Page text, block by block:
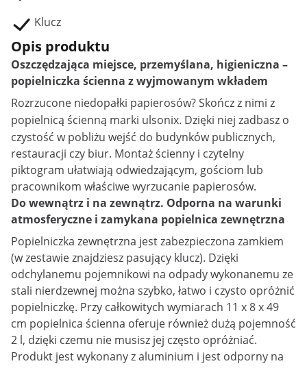
Klucz
Opis produktu
Oszczędzająca miejsce, przemyślana, higieniczna –
popielniczka ścienna z wyjmowanym wkładem
Rozrzucone niedopałki papierosów? Skończ z nimi z
popielnicą ścienną marki ulsonix. Dzięki niej zadbasz o
czystość w pobliżu wejść do budynków publicznych,
restauracji czy biur. Montaż ścienny i czytelny
piktogram ułatwiają odwiedzającym, gościom lub
pracownikom właściwe wyrzucanie papierosów.
Do wewnątrz i na zewnątrz. Odporna na warunki
atmosferyczne i zamykana popielnica zewnętrzna
Popielniczka zewnętrzna jest zabezpieczona zamkiem
(w zestawie znajdziesz pasujący klucz). Dzięki
odchylanemu pojemnikowi na odpady wykonanemu ze
stali nierdzewnej można szybko, łatwo i czysto opróżnić
popielniczkę. Przy całkowitych wymiarach 11 x 8 x 49
cm popielnica ścienna oferuje również dużą pojemność
2 l, dzięki czemu nie musisz jej często opróżniać.
Produkt jest wykonany z aluminium i jest odporny na